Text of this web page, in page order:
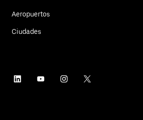
Aeropuertos
Ciudades